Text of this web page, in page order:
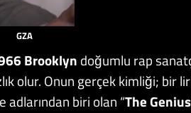
GZA
Brooklyn doğumlu rap
olur. Onun gerçek kimliği; bir
adlarından biri olan “The Genius